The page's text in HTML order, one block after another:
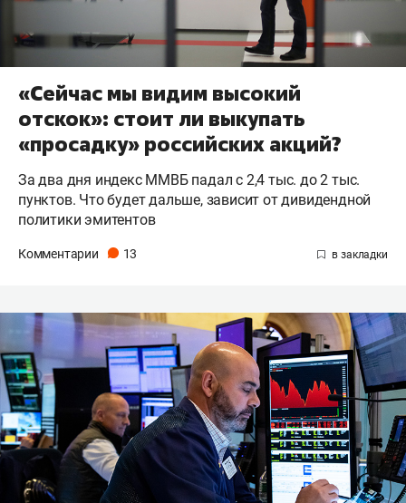
«Сейчас мы видим высокий
отскок»: стоит ли выкупать
«просадку» российских акций?
За два дня индекс ММВБ падал с 2,4 тыс. до 2 тыс.
пунктов. Что будет дальше, зависит от дивидендной
политики эмитентов
Комментарии 13